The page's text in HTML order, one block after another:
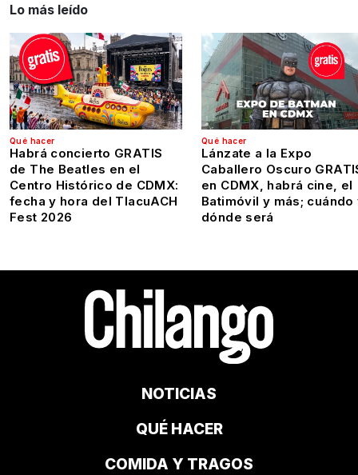
Lo más leído
Qué hacer
Habrá concierto GRATIS
de The Beatles en el
Centro Histórico de CDMX:
fecha y hora del TlacuACH
Fest 2026
Qué hacer
Lánzate a la Expo
Caballero Oscuro
en CDMX, habrá cine, el
Batimóvil y más; cuándo
dónde será
NOTICIAS
QUÉ HACER
COMIDA Y TRAGOS